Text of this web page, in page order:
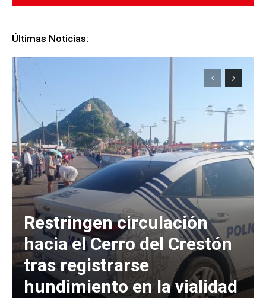
Últimas Noticias:
Restringen circulación
hacia el Cerro del Crestón
tras registrarse
hundimiento en la vialidad